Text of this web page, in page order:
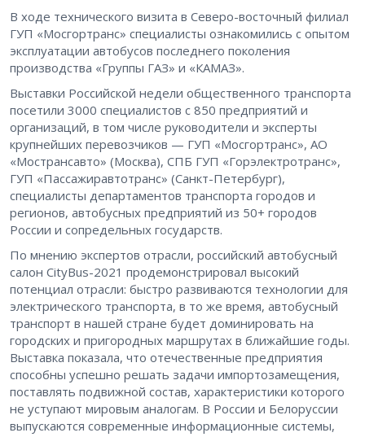
В ходе технического визита в Северо-восточный филиал
ГУП «Мосгортранс» специалисты ознакомились с опытом
эксплуатации автобусов последнего поколения
производства «Группы ГАЗ» и «КАМАЗ».
Выставки Российской недели общественного транспорта
посетили 3000 специалистов с 850 предприятий и
организаций, в том числе руководители и эксперты
крупнейших перевозчиков — ГУП «Мосгортранс», АО
«Мострансавто» (Москва), СПБ ГУП «Горэлектротранс»,
ГУП «Пассажиравтотранс» (Санкт-Петербург),
специалисты департаментов транспорта городов и
регионов, автобусных предприятий из 50+ городов
России и сопредельных государств.
По мнению экспертов отрасли, российский автобусный
салон CityBus-2021 продемонстрировал высокий
потенциал отрасли: быстро развиваются технологии для
электрического транспорта, в то же время, автобусный
транспорт в нашей стране будет доминировать на
городских и пригородных маршрутах в ближайшие годы.
Выставка показала, что отечественные предприятия
способны успешно решать задачи импортозамещения,
поставлять подвижной состав, характеристики которого
не уступают мировым аналогам. В России и Белоруссии
выпускаются современные информационные системы,